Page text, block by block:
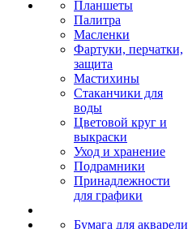
Планшеты
Палитра
Масленки
Фартуки, перчатки,
защита
Мастихины
Стаканчики для
воды
Цветовой круг и
выкраски
Уход и хранение
Подрамники
Принадлежности
для графики
Бумага для акварели